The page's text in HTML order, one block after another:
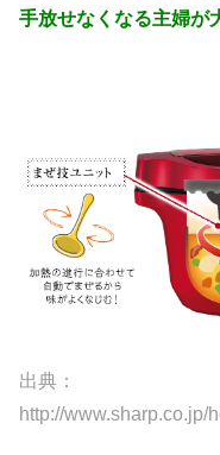
手放せなくなる主婦が
出典：
http://www.sharp.co.jp/